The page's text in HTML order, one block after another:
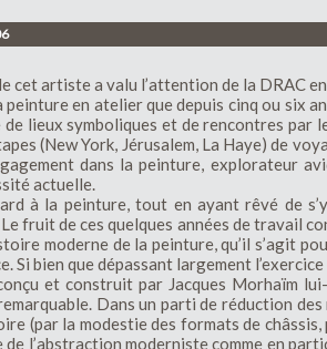
cet artiste a valu l’attention de la DRAC
en atelier que depuis cinq ou six
lieux symboliques et de rencontres par
(New York, Jérusalem, La Haye) de
dans la peinture, explorateur
actuelle.
à la peinture, tout en ayant rêvé de s’y
Le fruit de ces quelques années de travail
moderne de la peinture, qu’il s’agit
bien que dépassant largement
et construit par Jacques Morhaïm
Dans un parti de réduction
(par la modestie des formats de
de l’abstraction moderniste comme en